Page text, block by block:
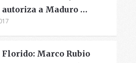
autoriza a Maduro …
Florido: Marco Rubio